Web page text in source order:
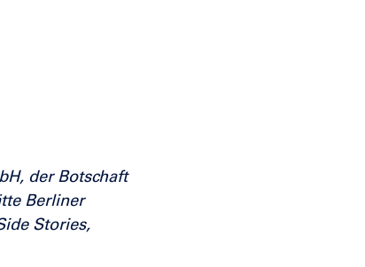
der Botschaft
Berliner
Stories,